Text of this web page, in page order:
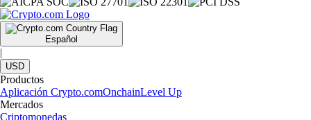
Español
|
USD
Productos
Aplicación Crypto.comOnchainLevel Up
Mercados
Criptomonedas